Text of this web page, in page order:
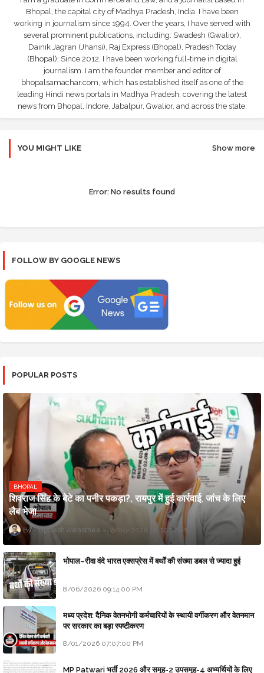
Bhopal, the capital city of Madhya Pradesh, India. I have been
working in journalism since 1994. Over the years, I have served with
several prominent publications, including: Swadesh (Gwalior),
Dainik Jagran (Jhansi), Raj Express (Bhopal), Pradesh Today
(Bhopal); Since 2012, I have been working full-time in digital
journalism. I am the founder member and editor of
bhopalsamachar.com, which has established itself as one of the
leading Hindi news portals in Madhya Pradesh, covering the latest
news from Bhopal, Indore, Jabalpur, Gwalior, and across the state.
YOU MIGHT LIKE Show more
Error: No results found
FOLLOW BY GOOGLE NEWS
POPULAR POSTS
BHOPAL
शिवराज सिंह के बेटे का पनीर पकड़ा?, रायपुर में हुई कार्रवाई, जांच के लिए
लैब भेजा
Updesh Awasthee 8/06/2026 10:09:00 PM
भोपाल–रीवा वंदे भारत एक्सप्रेस में बर्थों की संख्या डबल से ज्यादा हुई
8/06/2026 09:14:00 PM
मध्य प्रदेश: दैनिक वेतनभोगी कर्मचारियों के स्थायी वर्गीकरण और वेतनमान
पर सरकार का बड़ा स्पष्टीकरण
8/01/2026 07:07:00 PM
MP Patwari भर्ती 2026 और समूह-2 उपसमूह-4 अभ्यर्थियों के लिए